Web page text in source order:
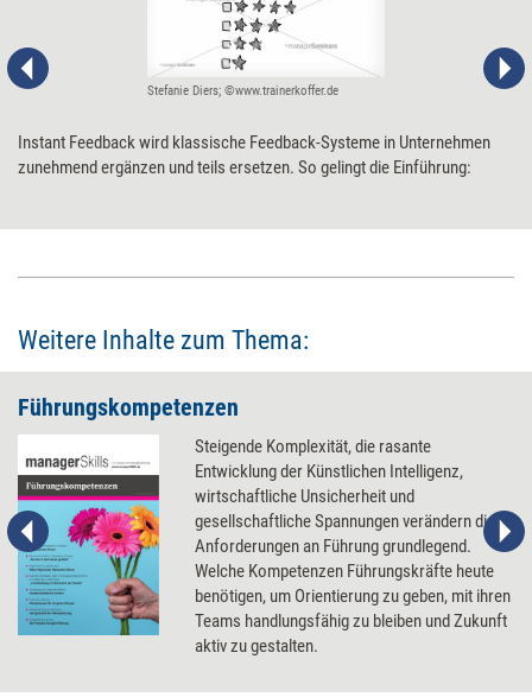
Stefanie Diers; ©www.trainerkoffer.de
Instant Feedback wird klassische Feedback-Systeme in Unternehmen
zunehmend ergänzen und teils ersetzen. So gelingt die Einführung:
Weitere Inhalte zum Thema:
Führungskompetenzen
Steigende Komplexität, die rasante
Entwicklung der Künstlichen Intelligenz,
wirtschaftliche Unsicherheit und
gesellschaftliche Spannungen verändern die
Anforderungen an Führung grundlegend.
Welche Kompetenzen Führungskräfte heute
benötigen, um Orientierung zu geben, mit ihren
Teams handlungsfähig zu bleiben und Zukunft
aktiv zu gestalten.